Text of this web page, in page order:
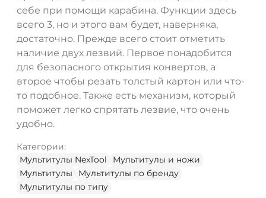
себе при помощи карабина. Функции здесь
всего 3, но и этого вам будет, наверняка,
достаточно. Прежде всего стоит отметить
наличие двух лезвий. Первое понадобится
для безопасного открытия конвертов, а
второе чтобы резать толстый картон или что-
то подобное. Также есть механизм, который
поможет легко спрятать лезвие, что очень
удобно.
Категории:
Мультитулы NexTool
Мультитулы и ножи
Мультитулы
Мультитулы по бренду
Мультитулы по типу